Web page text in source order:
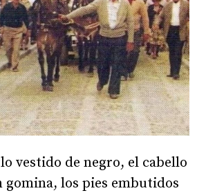
vestido de negro, el cabello
gomina, los pies embutidos